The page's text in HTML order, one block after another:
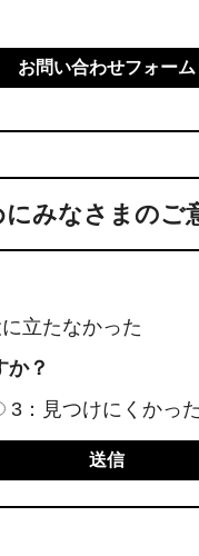
みなさまのご
立たなかった
か？
3：見つけにくかった